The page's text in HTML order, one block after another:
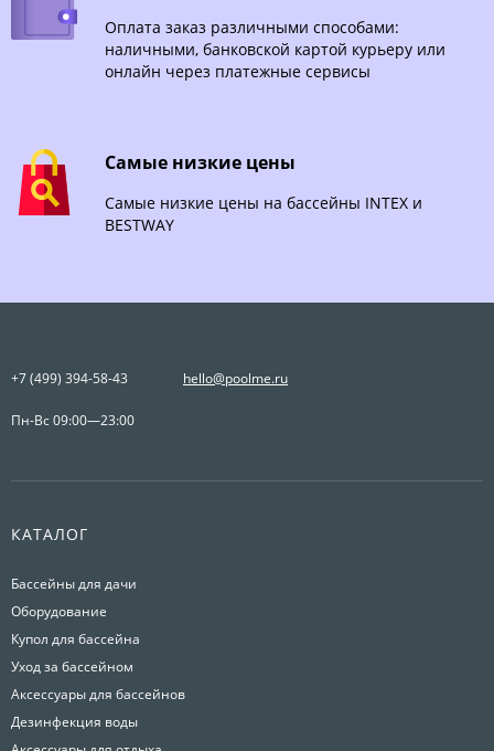
Оплата заказ различными способами:
наличными, банковской картой курьеру или
онлайн через платежные сервисы
Самые низкие цены
Самые низкие цены на бассейны INTEX и
BESTWAY
+7 (499) 394-58-43 hello@poolme.ru
Пн-Вс 09:00—23:00
КАТАЛОГ
Бассейны для дачи
Оборудование
Купол для бассейна
Уход за бассейном
Аксессуары для бассейнов
Дезинфекция воды